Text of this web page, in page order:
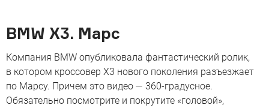
BMW X3. Марс
Компания BMW опубликовала фантастический ролик,
в котором кроссовер X3 нового поколения разъезжает
по Марсу. Причем это видео — 360-градусное.
Обязательно посмотрите и покрутите «головой»,